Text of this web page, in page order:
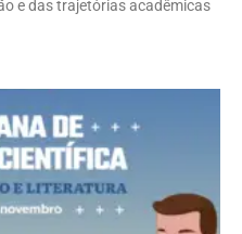
e das trajetórias acadêmicas